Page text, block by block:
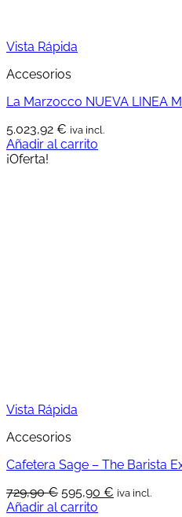
Vista Rápida
Accesorios
La Marzocco NUEVA LINEA
5.023,92 € iva incl.
Añadir al carrito
¡Oferta!
Vista Rápida
Accesorios
Cafetera Sage – The Barista
729,90€ El
precio
595,90 € El
iva incl.
Añadir al carrito